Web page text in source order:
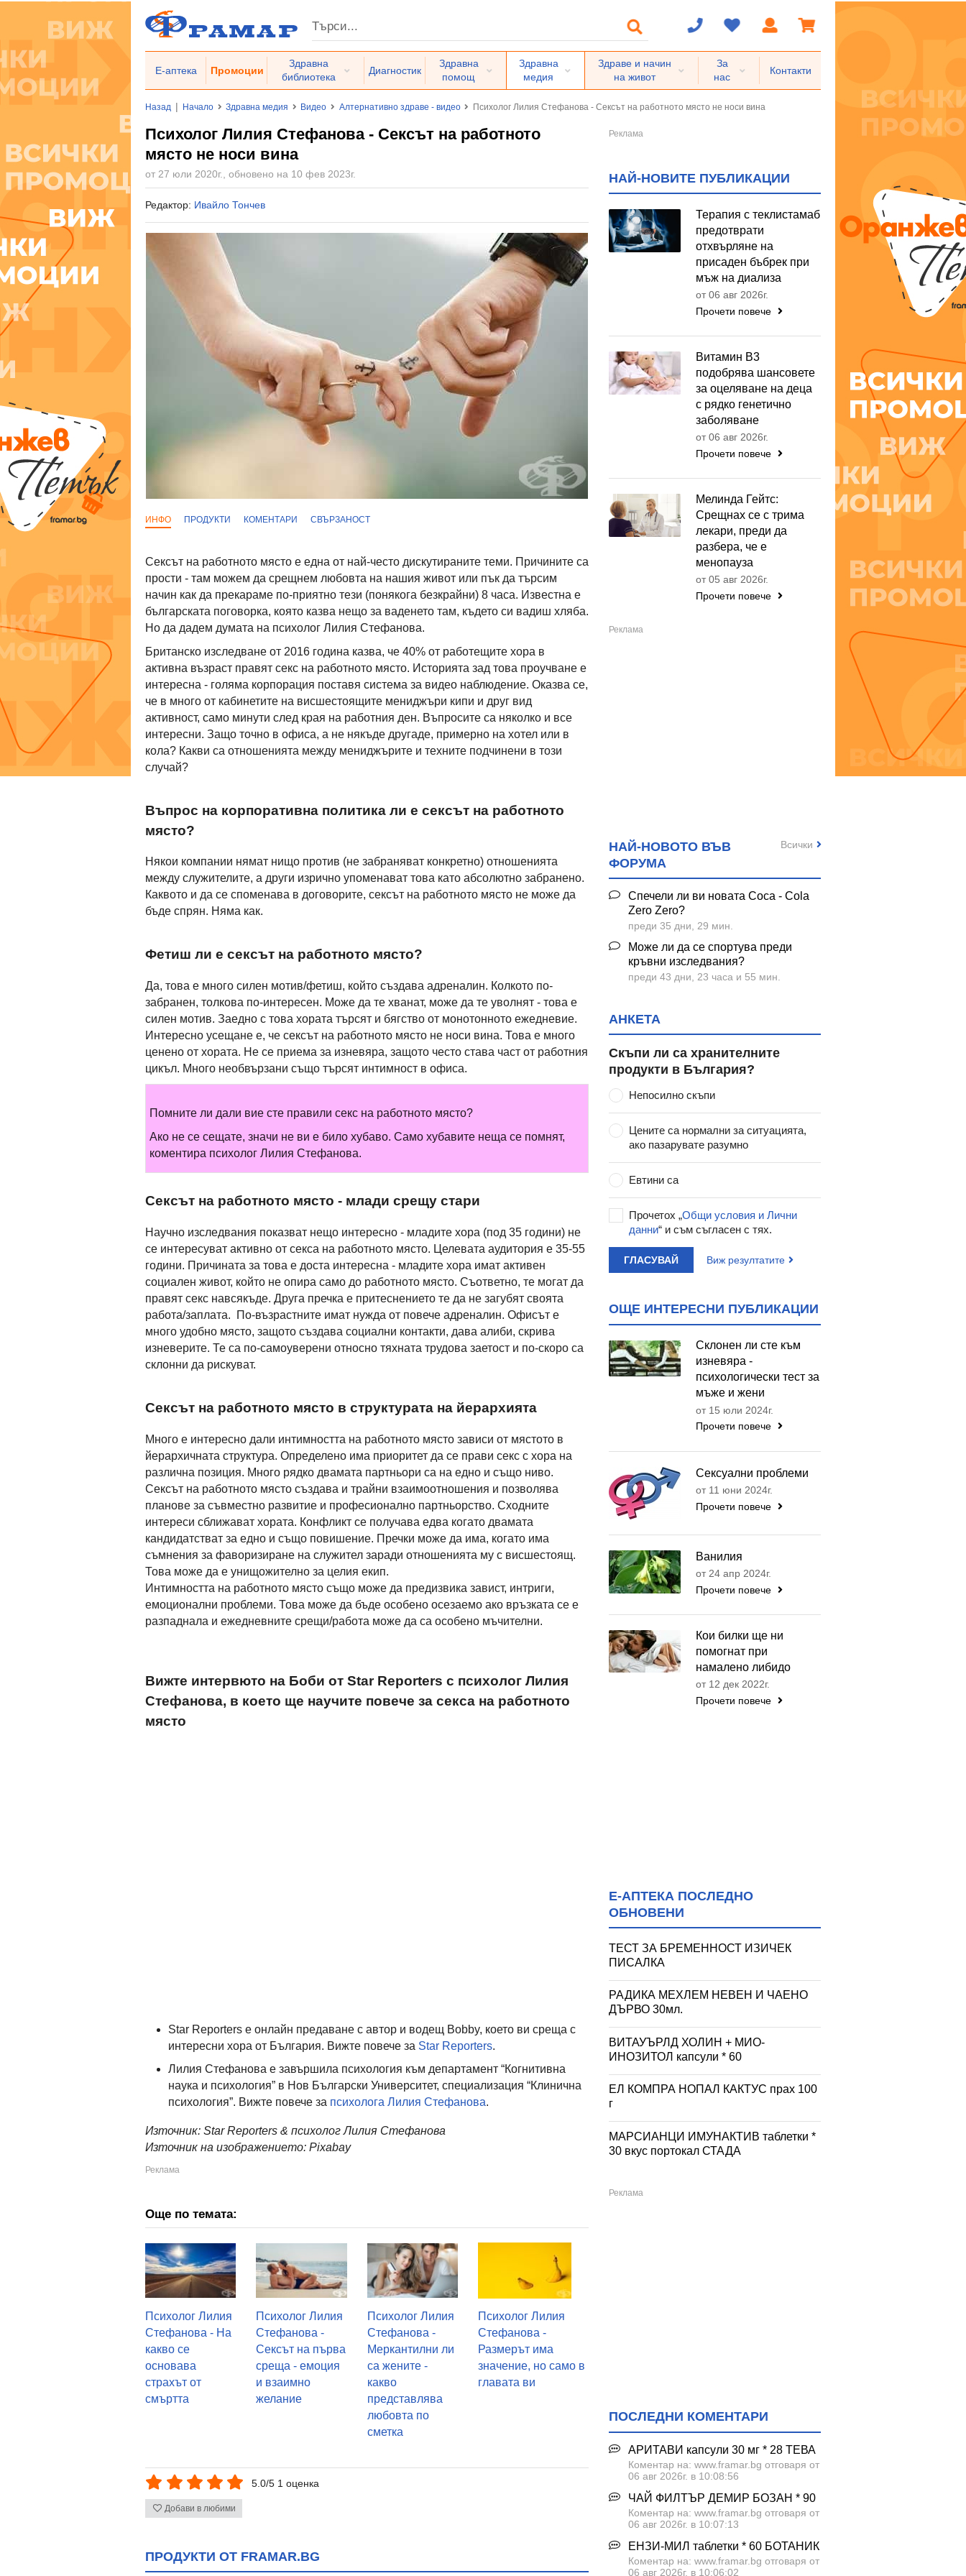
Е-аптека Промоции
Здравна
библиотека
Диагностик
Здравна
помощ
Здравна
медия
Здраве и начин
на живот
За
нас
Контакти
Назад | Начало Здравна медия Видео Алтернативно здраве - видео Психолог Лилия Стефанова - Сексът на работното място не носи вина
Психолог Лилия Стефанова - Сексът на работното
място не носи вина
от 27 юли 2020г., обновено на 10 фев 2023г.
Редактор: Ивайло Тончев
ИНФО ПРОДУКТИ КОМЕНТАРИ СВЪРЗАНОСТ
Сексът на работното място е една от най-често дискутираните теми. Причините са
прости - там можем да срещнем любовта на нашия живот или пък да търсим
начин как да прекараме по-приятно тези (понякога безкрайни) 8 часа. Известна е
българската поговорка, която казва нещо за ваденето там, където си вадиш хляба.
Но да дадем думата на психолог Лилия Стефанова.
Британско изследване от 2016 година казва, че 40% от работещите хора в
активна възраст правят секс на работното място. Историята зад това проучване е
интересна - голяма корпорация поставя система за видео наблюдение. Оказва се,
че в много от кабинетите на висшестоящите мениджъри кипи и друг вид
активност, само минути след края на работния ден. Въпросите са няколко и все
интересни. Защо точно в офиса, а не някъде другаде, примерно на хотел или в
кола? Какви са отношенията между мениджърите и техните подчинени в този
случай?
Въпрос на корпоративна политика ли е сексът на работното
място?
Някои компании нямат нищо против (не забраняват конкретно) отношенията
между служителите, а други изрично упоменават това като абсолютно забранено.
Каквото и да се споменава в договорите, сексът на работното място не може да
бъде спрян. Няма как.
Фетиш ли е сексът на работното място?
Да, това е много силен мотив/фетиш, който създава адреналин. Колкото по-
забранен, толкова по-интересен. Може да те хванат, може да те уволнят - това е
силен мотив. Заедно с това хората търсят и бягство от монотонното ежедневие.
Интересно усещане е, че сексът на работното място не носи вина. Това е много
ценено от хората. Не се приема за изневяра, защото често става част от работния
цикъл. Много необвързани също търсят интимност в офиса.
Помните ли дали вие сте правили секс на работното място?
Ако не се сещате, значи не ви е било хубаво. Само хубавите неща се помнят,
коментира психолог Лилия Стефанова.
Сексът на работното място - млади срещу стари
Научно изследвания показват нещо интересно - младите хора (под 35 години) не
се интересуват активно от секса на работното място. Целевата аудитория е 35-55
години. Причината за това е доста интересна - младите хора имат активен
социален живот, който не опира само до работното място. Съответно, те могат да
правят секс навсякъде. Друга пречка е притеснението те да не загубят своята
работа/заплата. По-възрастните имат нужда от повече адреналин. Офисът е
много удобно място, защото създава социални контакти, дава алиби, скрива
изневерите. Те са по-самоуверени относно тяхната трудова заетост и по-скоро са
склонни да рискуват.
Сексът на работното място в структурата на йерархията
Много е интересно дали интимността на работното място зависи от мястото в
йерархичната структура. Определено има приоритет да се прави секс с хора на
различна позиция. Много рядко двамата партньори са на едно и също ниво.
Сексът на работното място създава и трайни взаимоотношения и позволява
планове за съвместно развитие и професионално партньорство. Сходните
интереси сближават хората. Конфликт се получава едва когато двамата
кандидатстват за едно и също повишение. Пречки може да има, когато има
съмнения за фаворизиране на служител заради отношенията му с висшестоящ.
Това може да е унищожително за целия екип.
Интимността на работното място също може да предизвика завист, интриги,
емоционални проблеми. Това може да бъде особено осезаемо ако връзката се е
разпаднала и ежедневните срещи/работа може да са особено мъчителни.
Вижте интервюто на Боби от Star Reporters с психолог Лилия
Стефанова, в което ще научите повече за секса на работното
място
Star Reporters е онлайн предаване с автор и водещ Bobby, което ви среща с
интересни хора от България. Вижте повече за Star Reporters.
Лилия Стефанова е завършила психология към департамент “Когнитивна
наука и психология” в Нов Български Университет, специализация “Клинична
психология”. Вижте повече за психолога Лилия Стефанова.
Източник: Star Reporters & психолог Лилия Стефанова
Източник на изображението: Pixabay
Още по темата:
Психолог Лилия
Стефанова - На
какво се
основава
страхът от
смъртта
Психолог Лилия
Стефанова -
Сексът на първа
среща - емоция
и взаимно
желание
Психолог Лилия
Стефанова -
Меркантилни ли
са жените -
какво
представлява
любовта по
сметка
Психолог Лилия
Стефанова -
Размерът има
значение, но само в
главата ви
5.0/5 1 оценка
Добави в любими
ПРОДУКТИ ОТ FRAMAR.BG
НАЙ-НОВИТЕ ПУБЛИКАЦИИ
Терапия с теклистамаб
предотврати
отхвърляне на
присаден бъбрек при
мъж на диализа
от 06 авг 2026г.
Прочети повече
Витамин B3
подобрява шансовете
за оцеляване на деца
с рядко генетично
заболяване
от 06 авг 2026г.
Прочети повече
Мелинда Гейтс:
Срещнах се с трима
лекари, преди да
разбера, че е
менопауза
от 05 авг 2026г.
Прочети повече
НАЙ-НОВОТО ВЪВ
ФОРУМА
Спечели ли ви новата Coca - Cola
Zero Zero?
преди 35 дни, 29 мин.
Може ли да се спортува преди
кръвни изследвания?
преди 43 дни, 23 часа и 55 мин.
Всички
АНКЕТА
Скъпи ли са хранителните
продукти в България?
Непосилно скъпи
Цените са нормални за ситуацията,
ако пазарувате разумно
Евтини са
Прочетох „Общи условия и Лични
данни“ и съм съгласен с тях.
ГЛАСУВАЙ Виж резултатите
ОЩЕ ИНТЕРЕСНИ ПУБЛИКАЦИИ
Склонен ли сте към
изневяра -
психологически тест за
мъже и жени
от 15 юли 2024г.
Прочети повече
Сексуални проблеми
от 11 юни 2024г.
Прочети повече
Ванилия
от 24 апр 2024г.
Прочети повече
Кои билки ще ни
помогнат при
намалено либидо
от 12 дек 2022г.
Прочети повече
Е-АПТЕКА ПОСЛЕДНО
ОБНОВЕНИ
ТЕСТ ЗА БРЕМЕННОСТ ИЗИЧЕК
ПИСАЛКА
РАДИКА МЕХЛЕМ НЕВЕН И ЧАЕНО
ДЪРВО 30мл.
ВИТАУЪРЛД ХОЛИН + МИО-
ИНОЗИТОЛ капсули * 60
ЕЛ КОМПРА НОПАЛ КАКТУС прах 100
г
МАРСИАНЦИ ИМУНАКТИВ таблетки *
30 вкус портокал СТАДА
ПОСЛЕДНИ КОМЕНТАРИ
АРИТАВИ капсули 30 мг * 28 ТЕВА
Коментар на: www.framar.bg отговаря от
06 авг 2026г. в 10:08:56
ЧАЙ ФИЛТЪР ДЕМИР БОЗАН * 90
Коментар на: www.framar.bg отговаря от
06 авг 2026г. в 10:07:13
ЕНЗИ-МИЛ таблетки * 60 БОТАНИК
Коментар на: www.framar.bg отговаря от
06 авг 2026г. в 10:06:02